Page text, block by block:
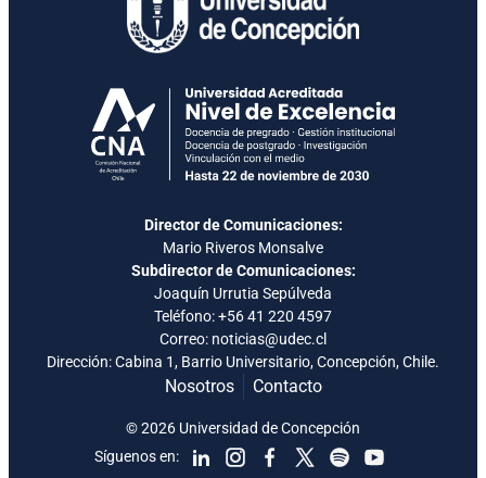
Director de Comunicaciones:
Mario Riveros Monsalve
Subdirector de Comunicaciones:
Joaquín Urrutia Sepúlveda
Teléfono:+56 41 220 4597
Correo: noticias@udec.cl
Dirección: Cabina 1, Barrio Universitario, Concepción, Chile.
Nosotros Contacto
Síguenos en:
© 2026 Universidad de Concepción